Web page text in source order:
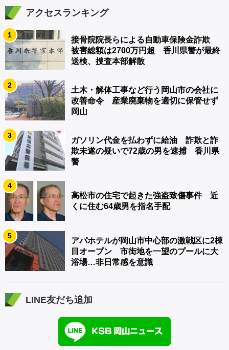
アクセスランキング
1
接骨院院長らによる自動車保険金詐欺
被害総額は2700万円超 香川県警が最終
送検、捜査本部解散
2
土木・解体工事など行う岡山市の会社に
改善命令 産業廃棄物を適切に保管せず
岡山
3
ガソリン代金を払わずに給油 詐欺と詐
欺未遂の疑いで72歳の男を逮捕 香川県
警
4
高松市の住宅で起きた強盗致傷事件 近
くに住む64歳男を指名手配
5
アパホテルが岡山市中心部の激戦区に2棟
目オープン 市街地を一望のプールに大
浴場…非日常感を意識
LINE友だち追加